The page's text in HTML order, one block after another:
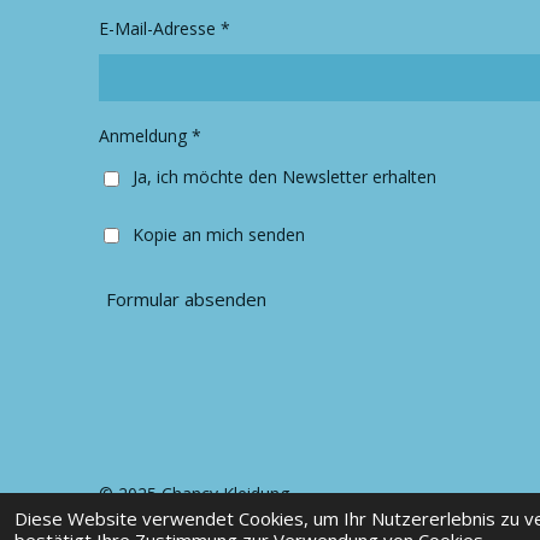
Diese Website verwendet Cookies, um Ihr Nutzererlebnis zu
r
a
o
k
E-Mail-Adresse *
Anmeldung *
Ja, ich möchte den Newsletter erhalten
Kopie an mich senden
Formular absenden
© 2025 Chancy Kleidung